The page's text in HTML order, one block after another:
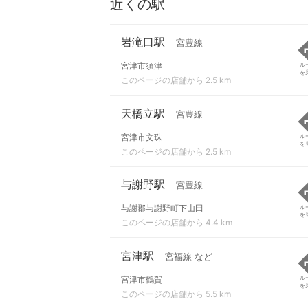
近くの駅
岩滝口駅 宮豊線
宮津市須津
このページの店舗から 2.5 km
ル
を
天橋立駅 宮豊線
宮津市文珠
このページの店舗から 2.5 km
ル
を
与謝野駅 宮豊線
与謝郡与謝野町下山田
このページの店舗から 4.4 km
ル
を
宮津駅 宮福線 など
宮津市鶴賀
このページの店舗から 5.5 km
ル
を